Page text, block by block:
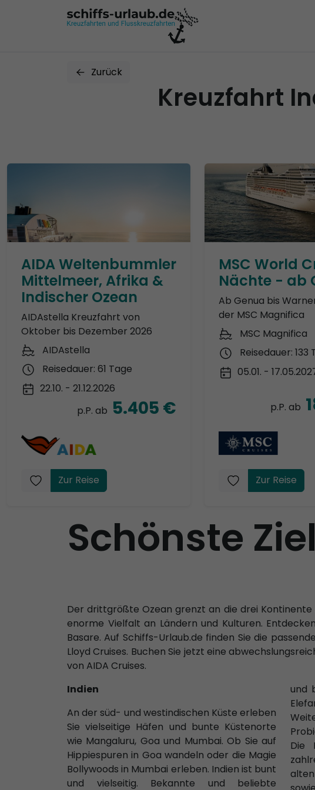
Zurück
Kreuzfahrt
AIDA Weltenbummler
Mittelmeer, Afrika &
Indischer Ozean
AIDAstella Kreuzfahrt von
Oktober bis Dezember 2026
AIDAstella
Reisedauer: 61 Tage
22.10. - 21.12.2026
p.P. ab 5.405 €
Zur Reise
MSC World
Nächte - ab
Ab Genua bis
der MSC Magnifica
MSC Magnifica
Reisedauer: 133
05.01. -
p.P. ab
Zur Reise
Schönste
Der drittgrößte Ozean grenzt an die drei Kontinente
enorme Vielfalt an Ländern und Kulturen.
Basare. Auf Schiffs-Urlaub.de finden Sie die
Lloyd Cruises. Buchen Sie jetzt eine
von AIDA Cruises.
Indien
An der süd- und westindischen Küste erleben
Sie vielseitige Häfen und bunte Küstenorte
wie Mangaluru, Goa und Mumbai. Ob Sie auf
Hippiespuren in Goa wandeln oder die Magie
Bollywoods in Mumbai erleben. Indien ist bunt
und vielseitig. Bekannte und beliebte
und
Die